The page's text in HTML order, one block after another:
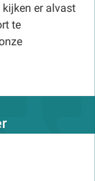
er alvast
te